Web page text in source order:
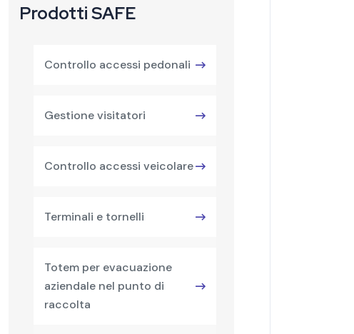
Prodotti SAFE
Controllo accessi pedonali
Gestione visitatori
Controllo accessi veicolare
Terminali e tornelli
Totem per evacuazione
aziendale nel punto di
raccolta